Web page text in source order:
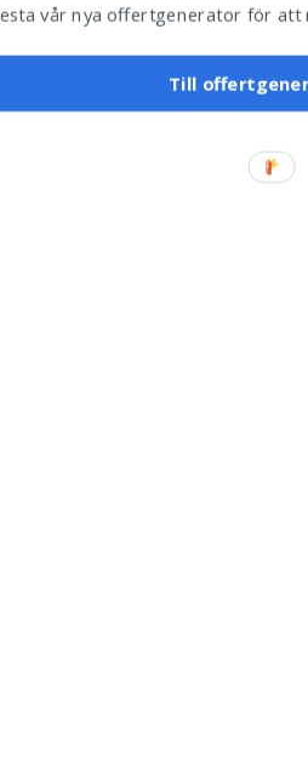
vår nya offertgenerator för
Till